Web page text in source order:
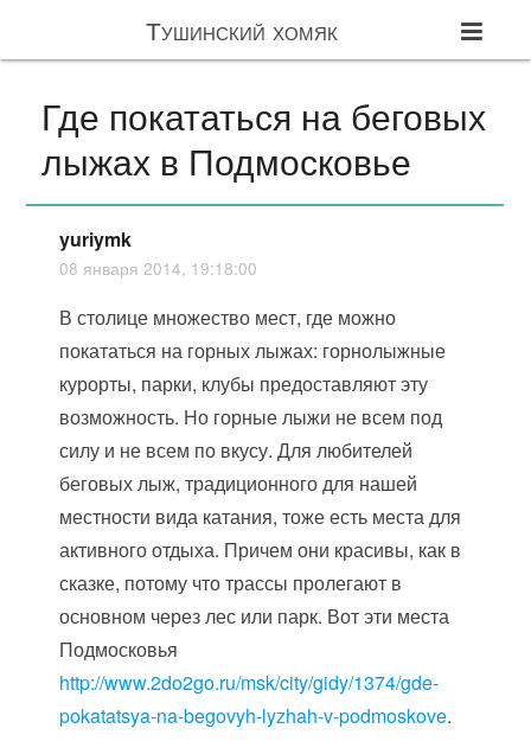
Тушинский хомяк
Где покататься на беговых
лыжах в Подмосковье
yuriymk
08 января 2014, 19:18:00
В столице множество мест, где можно
покататься на горных лыжах: горнолыжные
курорты, парки, клубы предоставляют эту
возможность. Но горные лыжи не всем под
силу и не всем по вкусу. Для любителей
беговых лыж, традиционного для нашей
местности вида катания, тоже есть места для
активного отдыха. Причем они красивы, как в
сказке, потому что трассы пролегают в
основном через лес или парк. Вот эти места
Подмосковья
http://www.2do2go.ru/msk/city/gidy/1374/gde-
pokatatsya-na-begovyh-lyzhah-v-podmoskove.